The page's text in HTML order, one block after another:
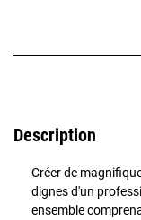
Description
Créer de
dignes d'un
ensemble